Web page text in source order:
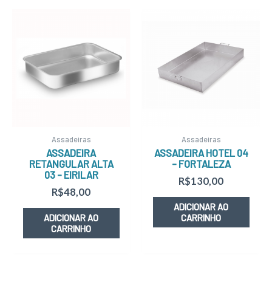
Assadeiras
ASSADEIRA
RETANGULAR ALTA
03 – EIRILAR
R$48,00
ADICIONAR AO
CARRINHO
Assadeiras
ASSADEIRA HOTEL 04
– FORTALEZA
R$130,00
ADICIONAR AO
CARRINHO